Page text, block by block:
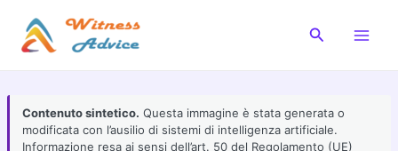
contenuto
Cerca
Contenuto sintetico. Questa immagine è stata generata o
modificata con l’ausilio di sistemi di intelligenza artificiale.
Informazione resa ai sensi dell’art. 50 del Regolamento (UE)